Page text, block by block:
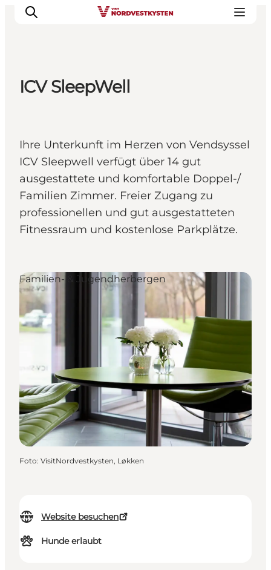
Events
Unterkunft
Mach deine Urlaubsplanung
ICV SleepWell
Ihre Unterkunft im Herzen von Vendsyssel
ICV Sleepwell verfügt über 14 gut
ausgestattete und komfortable Doppel-/
Familien Zimmer. Freier Zugang zu
professionellen und gut ausgestatteten
Fitnessraum und kostenlose Parkplätze.
Website besuchen
Hunde erlaubt
Familien- & Jugendherbergen
Foto: VisitNordvestkysten, Løkken